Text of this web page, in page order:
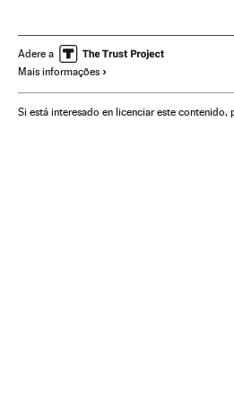
Operações antiterroristas
Liberdade imprensa
Humor gráfico Jihadismo
Adere a
Mais informações
Si está interesado en licenciar este contenido,